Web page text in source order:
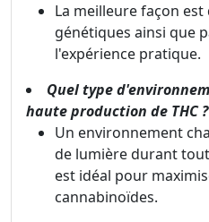
La meilleure façon
génétiques ainsi que
l'expérience pratique.
Quel type
haute production de THC ?
Un environnement
de lumière durant
est idéal pour
cannabinoïdes.